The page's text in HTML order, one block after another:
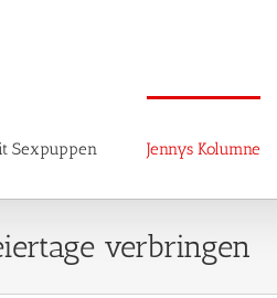
Sexpuppen Jennys Kolumne
verbringen